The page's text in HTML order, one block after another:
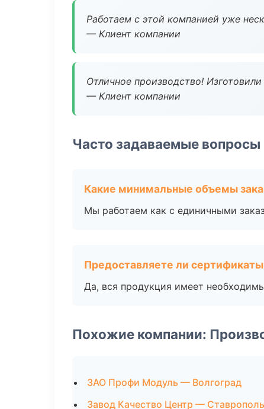
Работаем с этой компанией уже
— Клиент компании
Отличное производство!
— Клиент компании
Часто задаваемые вопросы
Какие минимальные объемы
Мы работаем как с единичными
Предоставляете ли
Да, вся продукция имеет
Похожие компании:
ЗАО Профи Модуль — Волгоград
Завод Качество Центр — Ставрополь